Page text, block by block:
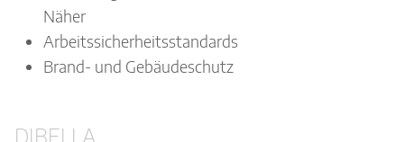
Näher
Arbeitssicherheitsstandards
Brand- und Gebäudeschutz
DIBELLA